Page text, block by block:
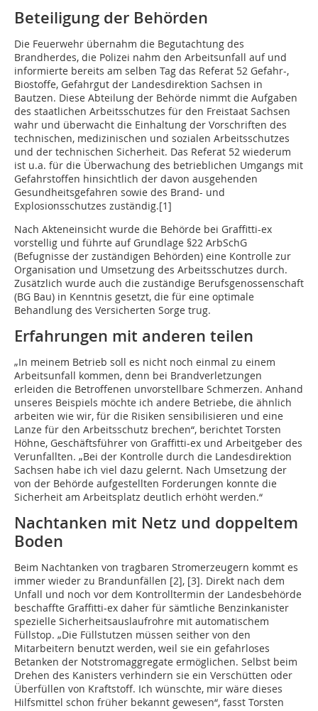
Beteiligung der Behörden
Die Feuerwehr übernahm die Begutachtung des
Brandherdes, die Polizei nahm den Arbeitsunfall auf und
informierte bereits am selben Tag das Referat 52 Gefahr-,
Biostoffe, Gefahrgut der Landesdirektion Sachsen in
Bautzen. Diese Abteilung der Behörde nimmt die Aufgaben
des staatlichen Arbeitsschutzes für den Freistaat Sachsen
wahr und überwacht die Einhaltung der Vorschriften des
technischen, medizinischen und sozialen Arbeitsschutzes
und der technischen Sicherheit. Das Referat 52 wiederum
ist u.a. für die Überwachung des betrieblichen Umgangs mit
Gefahrstoffen hinsichtlich der davon ausgehenden
Gesundheitsgefahren sowie des Brand- und
Explosionsschutzes zuständig.[1]
Nach Akteneinsicht wurde die Behörde bei Graffitti-ex
vorstellig und führte auf Grundlage §22 ArbSchG
(Befugnisse der zuständigen Behörden) eine Kontrolle zur
Organisation und Umsetzung des Arbeitsschutzes durch.
Zusätzlich wurde auch die zuständige Berufsgenossenschaft
(BG Bau) in Kenntnis gesetzt, die für eine optimale
Behandlung des Versicherten Sorge trug.
Erfahrungen mit anderen teilen
„In meinem Betrieb soll es nicht noch einmal zu einem
Arbeitsunfall kommen, denn bei Brandverletzungen
erleiden die Betroffenen unvorstellbare Schmerzen. Anhand
unseres Beispiels möchte ich andere Betriebe, die ähnlich
arbeiten wie wir, für die Risiken sensibilisieren und eine
Lanze für den Arbeitsschutz brechen“, berichtet Torsten
Höhne, Geschäftsführer von Graffitti-ex und Arbeitgeber des
Verunfallten. „Bei der Kontrolle durch die Landesdirektion
Sachsen habe ich viel dazu gelernt. Nach Umsetzung der
von der Behörde aufgestellten Forderungen konnte die
Sicherheit am Arbeitsplatz deutlich erhöht werden.“
Nachtanken mit Netz und doppeltem
Boden
Beim Nachtanken von tragbaren Stromerzeugern kommt es
immer wieder zu Brandunfällen [2], [3]. Direkt nach dem
Unfall und noch vor dem Kontrolltermin der Landesbehörde
beschaffte Graffitti-ex daher für sämtliche Benzinkanister
spezielle Sicherheitsauslaufrohre mit automatischem
Füllstop. „Die Füllstutzen müssen seither von den
Mitarbeitern benutzt werden, weil sie ein gefahrloses
Betanken der Notstromaggregate ermöglichen. Selbst beim
Drehen des Kanisters verhindern sie ein Verschütten oder
Überfüllen von Kraftstoff. Ich wünschte, mir wäre dieses
Hilfsmittel schon früher bekannt gewesen“, fasst Torsten